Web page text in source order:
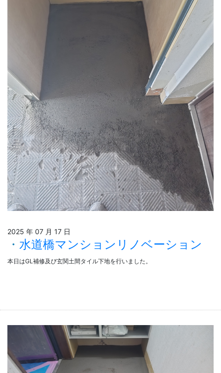
2025 年 07 月 17 日
水道橋マンションリノベーション
本日はGL補修及び玄関土間タイル下地を行いました。